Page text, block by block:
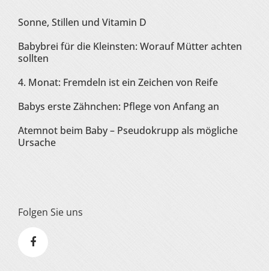
Sonne, Stillen und Vitamin D
Babybrei für die Kleinsten: Worauf Mütter achten
sollten
4. Monat: Fremdeln ist ein Zeichen von Reife
Babys erste Zähnchen: Pflege von Anfang an
Atemnot beim Baby – Pseudokrupp als mögliche
Ursache
Folgen Sie uns